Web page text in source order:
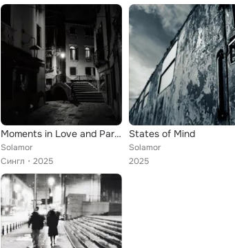
Moments in Love and Parasols
Solamor
Сингл
2025
States of Mind
Solamor
2025